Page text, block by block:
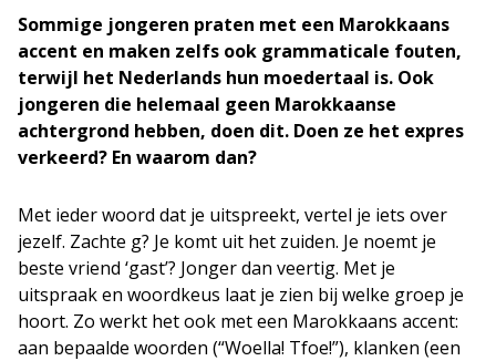
Sommige jongeren praten met een Marokkaans
accent en maken zelfs ook grammaticale fouten,
terwijl het Nederlands hun moedertaal is. Ook
jongeren die helemaal geen Marokkaanse
achtergrond hebben, doen dit. Doen ze het expres
verkeerd? En waarom dan?
Met ieder woord dat je uitspreekt, vertel je iets over
jezelf. Zachte g? Je komt uit het zuiden. Je noemt je
beste vriend ‘gast’? Jonger dan veertig. Met je
uitspraak en woordkeus laat je zien bij welke groep je
hoort. Zo werkt het ook met een Marokkaans accent:
aan bepaalde woorden (“Woella! Tfoe!”), klanken (een